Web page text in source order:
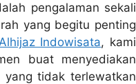
pengalaman sekali
yang begitu penting
Indowisata, kami
buat menyediakan
yang tidak terlewatkan